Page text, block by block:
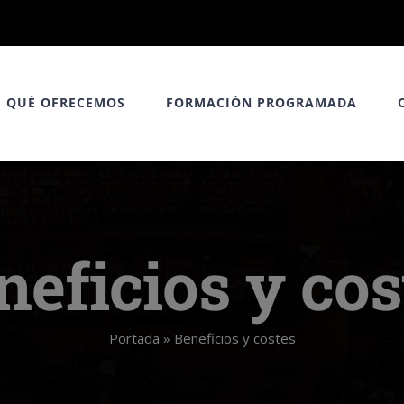
QUÉ OFRECEMOS FORMACIÓN PROGRAMADA
y
Portada » Beneficios y costes